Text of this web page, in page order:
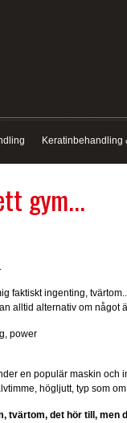
Keratinbehandling
gym...
faktiskt ingenting,
alltid alternativ om något
en populär maskin och
högljutt, typ som
tvärtom, det hör till, men